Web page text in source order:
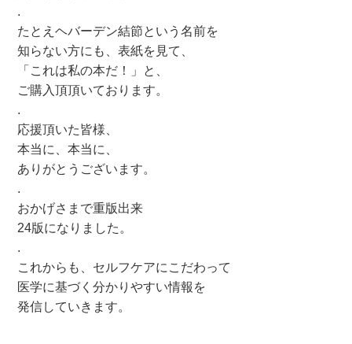
.
たとえヘバーデン結節という名前を
知らない方にも、表紙を見て、
「これは私の本だ！」と、
ご購入頂頂いております。
.
応援頂いた皆様、
本当に、本当に、
ありがとうございます。
.
おかげさまで重版出来
24版になりました。
.
これからも、セルフケアにこだわって
医学に基づく分かりやすい情報を
発信していきます。